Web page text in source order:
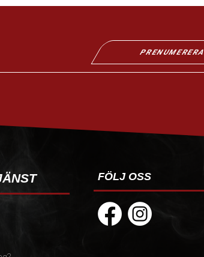
PRENUMERERA
FÖLJ OSS